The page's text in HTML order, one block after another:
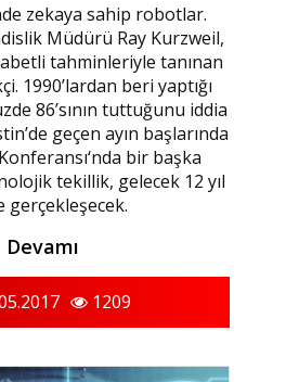
zekaya sahip robotlar.
Müdürü Ray Kurzweil,
tahminleriyle tanınan
1990’lardan beri yaptığı
86’sının tuttuğunu iddia
geçen ayın başlarında
bir başka
tekillik, gelecek 12 yıl
gerçekleşecek.
Devamı
1209